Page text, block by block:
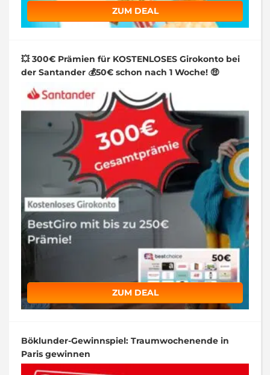
ZUM DEAL
💥 300€ Prämien für KOSTENLOSES Girokonto bei
der Santander 💰50€ schon nach 1 Woche! 🤑
ZUM DEAL
Böklunder-Gewinnspiel: Traumwochenende in
Paris gewinnen